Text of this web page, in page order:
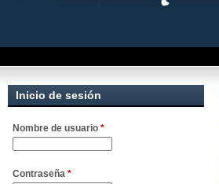
Inicio de sesión
Nombre de usuario *
Contraseña *